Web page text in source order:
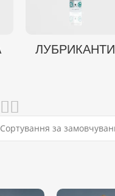
ЛУБРИКАНТИ